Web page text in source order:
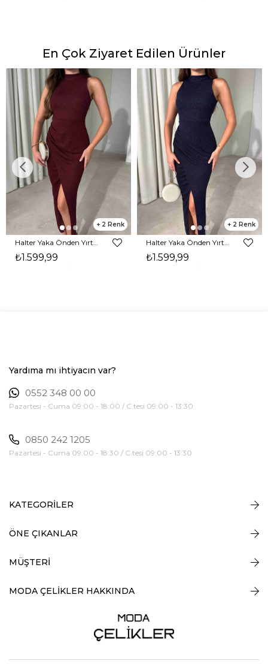
En Çok Ziyaret Edilen Ürünler
2
₺1.599,99
2
₺1.599,99
Yardıma mı ihtiyacın var?
0552 348 00 00
Pazartesi - Cuma 09:00 - 18:00 / C.tesi 09:00 - 13:30
0850 242 1205
Pazartesi - Cuma 09:00 - 18:30 / C.tesi 09:00 - 13:30
KATEGORİLER
ÖNE ÇIKANLAR
MÜŞTERİ
MODA ÇELİKLER HAKKINDA